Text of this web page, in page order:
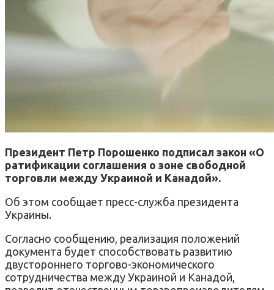
Президент Петр Порошенко подписал закон «О
ратификации cоглашения о зоне свободной
торговли между Украиной и Канадой».
Об этом сообщает пресс-служба президента
Украины.
Согласно сообщению, реализация положений
документа будет способствовать развитию
двустороннего торгово-экономического
сотрудничества между Украиной и Канадой,